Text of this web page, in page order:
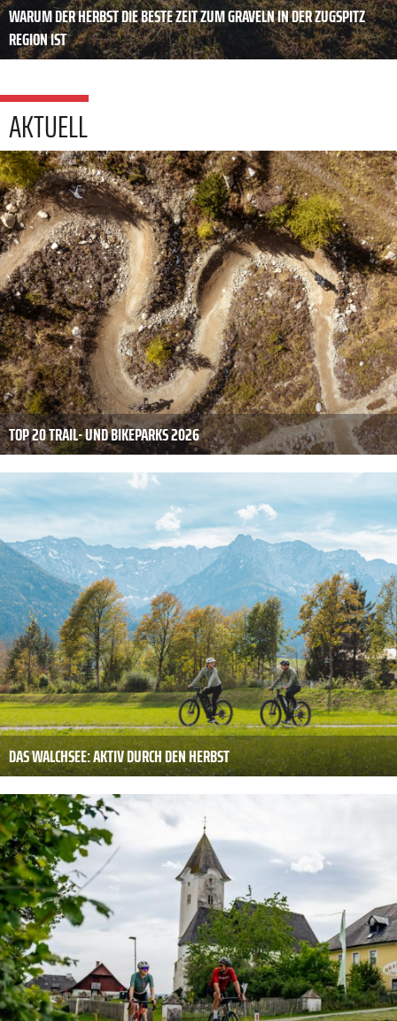
WARUM DER HERBST DIE BESTE ZEIT ZUM GRAVELN IN DER ZUGSPITZ
REGION IST
AKTUELL
TOP 20 TRAIL- UND BIKEPARKS 2026
DAS WALCHSEE: AKTIV DURCH DEN HERBST